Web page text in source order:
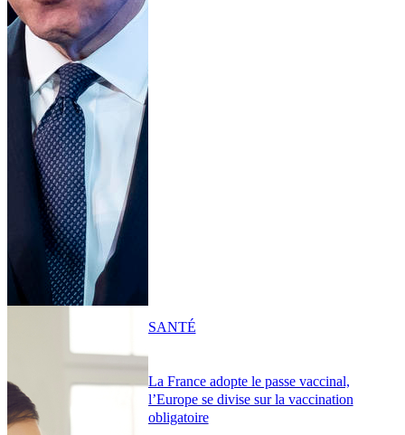
La France adopte le passe vaccinal,
l’Europe se divise sur la vaccination
obligatoire
SANTÉ